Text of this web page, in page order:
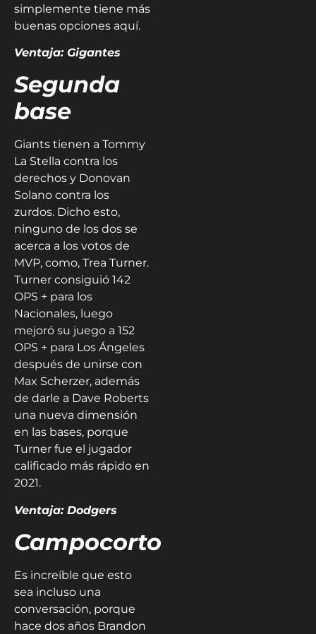
simplemente tiene más
buenas opciones aquí.
Ventaja: Gigantes
Segunda
base
Giants tienen a Tommy
La Stella contra los
derechos y Donovan
Solano contra los
zurdos. Dicho esto,
ninguno de los dos se
acerca a los votos de
MVP, como, Trea Turner.
Turner consiguió 142
OPS + para los
Nacionales, luego
mejoró su juego a 152
OPS + para Los Ángeles
después de unirse con
Max Scherzer, además
de darle a Dave Roberts
una nueva dimensión
en las bases, porque
Turner fue el jugador
calificado más rápido en
2021.
Ventaja: Dodgers
Campocorto
Es increíble que esto
sea incluso una
conversación, porque
hace dos años Brandon